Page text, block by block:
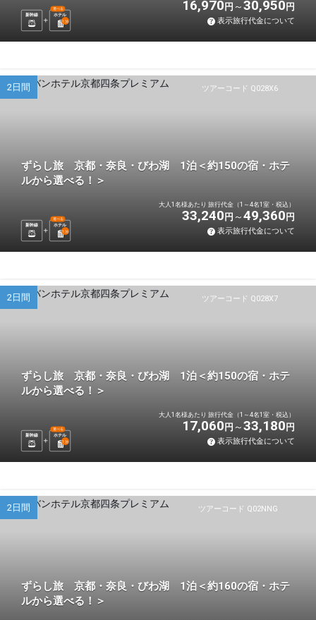
新幹線 ホテル
選べる
1 泊
16,970 円 30,950 円
表示旅行代金について
ツアーコード Q028X6
2日間
ずらし旅 京都・奈良・びわ湖 1泊＜約150の宿・ホテ
ルから選べる！＞
新幹線 ホテル
選べる
1 泊
大人1名様あたり 旅行代金（1～4名1室・税込）
33,240 円 49,360 円
表示旅行代金について
ツアーコード Q028X7
2日間
ずらし旅 京都・奈良・びわ湖 1泊＜約150の宿・ホテ
ルから選べる！＞
新幹線 ホテル
選べる
1 泊
大人1名様あたり 旅行代金（1～4名1室・税込）
17,060 円 33,180 円
表示旅行代金について
ツアーコード Q02NNG
2日間
ずらし旅 京都・奈良・びわ湖 1泊＜約160の宿・ホテ
ルから選べる！＞